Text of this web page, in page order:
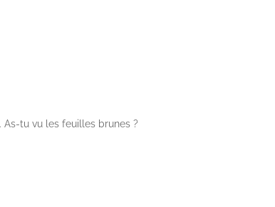
As-tu vu les feuilles brunes ?